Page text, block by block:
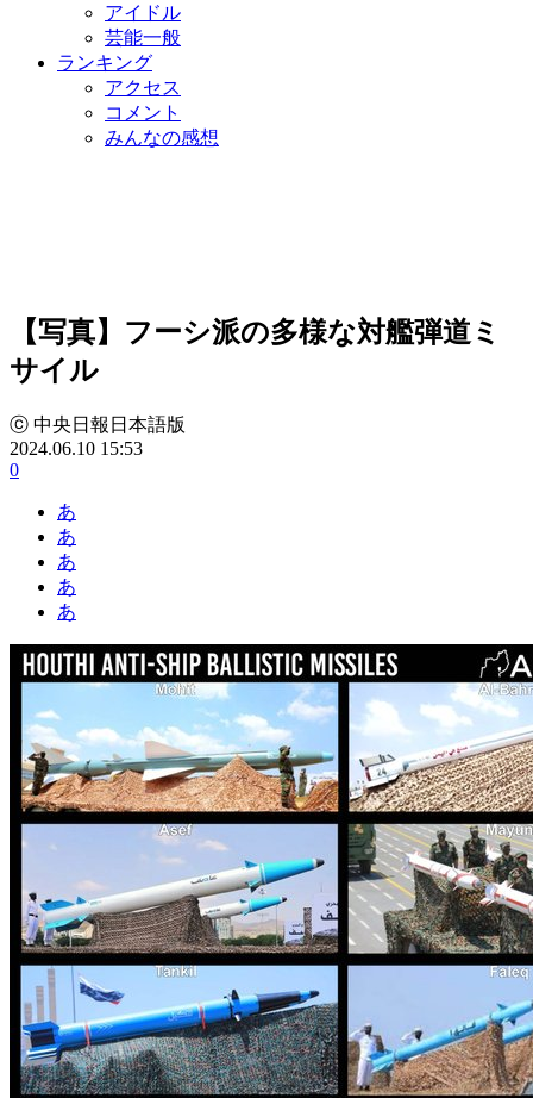
アイドル
芸能一般
ランキング
アクセス
コメント
みんなの感想
【写真】フーシ派の多様な対艦弾道ミ
サイル
ⓒ 中央日報日本語版
2024.06.10 15:53
0
あ
あ
あ
あ
あ